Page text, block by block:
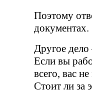
Поэтому
документах.
Другое
Если вы
всего, вас
Стоит ли за